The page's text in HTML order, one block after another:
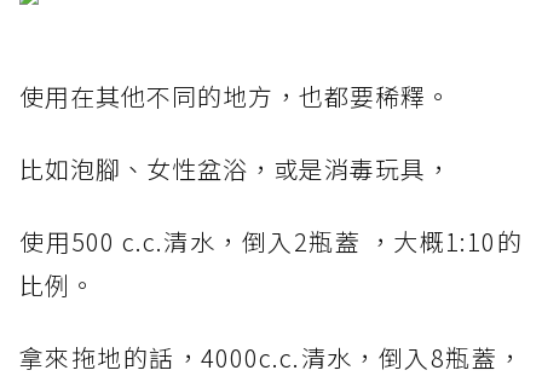
使用在其他不同的地方，也都要稀釋。
比如泡腳、女性盆浴，或是消毒玩具，
使用500 c.c.清水，倒入2瓶蓋 ，大概1:10的
比例。
拿來拖地的話，4000c.c.清水，倒入8瓶蓋，